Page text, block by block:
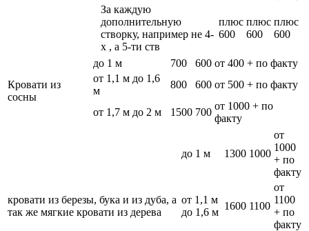
За каждую
дополнительную
створку, например не 4-
х , а 5-ти ств
плюс
600
плюс
600
плюс
600
Кровати из
сосны
до 1 м 700 600 от 400 + по факту
от 1,1 м до 1,6
м
800 600 от 500 + по факту
от 1,7 м до 2 м 1500 700
от 1000 + по
факту
кровати из березы, бука и из дуба, а
так же мягкие кровати из дерева
до 1 м 1300 1000
от
1000
+ по
факту
от 1,1 м
до 1,6 м
1600 1100
от
1100
+ по
факту